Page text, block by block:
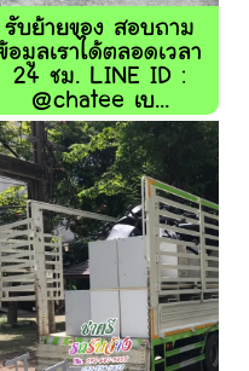
รับย้ายของ สอบถาม
อมูลเราได้ตลอดเวลา
24 ชม. LINE ID :
@chatee เบ...